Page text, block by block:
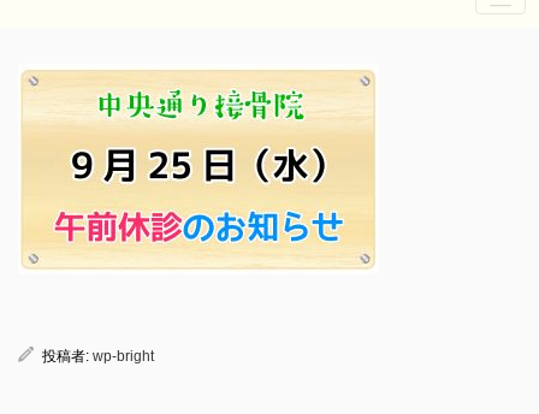
投稿者: wp-bright